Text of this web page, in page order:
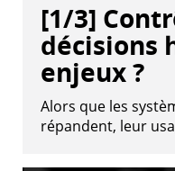
[1/3]
décisions
enjeux ?
Alors que les
répandent, leur